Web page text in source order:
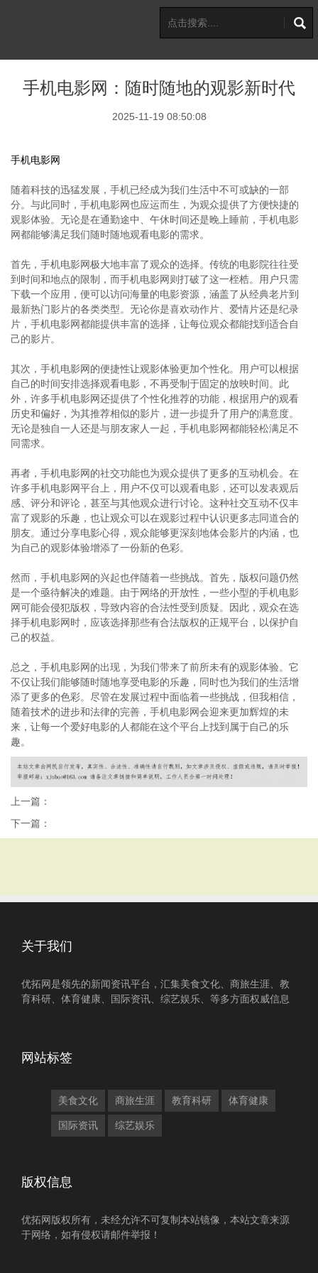
手机电影网：随时随地的观影新时代
2025-11-19 08:50:08
手机电影网
随着科技的迅猛发展，手机已经成为我们生活中不可或缺的一部
分。与此同时，手机电影网也应运而生，为观众提供了方便快捷的
观影体验。无论是在通勤途中、午休时间还是晚上睡前，手机电影
网都能够满足我们随时随地观看电影的需求。
首先，手机电影网极大地丰富了观众的选择。传统的电影院往往受
到时间和地点的限制，而手机电影网则打破了这一桎梏。用户只需
下载一个应用，便可以访问海量的电影资源，涵盖了从经典老片到
最新热门影片的各类类型。无论你是喜欢动作片、爱情片还是纪录
片，手机电影网都能提供丰富的选择，让每位观众都能找到适合自
己的影片。
其次，手机电影网的便捷性让观影体验更加个性化。用户可以根据
自己的时间安排选择观看电影，不再受制于固定的放映时间。此
外，许多手机电影网还提供了个性化推荐的功能，根据用户的观看
历史和偏好，为其推荐相似的影片，进一步提升了用户的满意度。
无论是独自一人还是与朋友家人一起，手机电影网都能轻松满足不
同需求。
再者，手机电影网的社交功能也为观众提供了更多的互动机会。在
许多手机电影网平台上，用户不仅可以观看电影，还可以发表观后
感、评分和评论，甚至与其他观众进行讨论。这种社交互动不仅丰
富了观影的乐趣，也让观众可以在观影过程中认识更多志同道合的
朋友。通过分享电影心得，观众能够更深刻地体会影片的内涵，也
为自己的观影体验增添了一份新的色彩。
然而，手机电影网的兴起也伴随着一些挑战。首先，版权问题仍然
是一个亟待解决的难题。由于网络的开放性，一些小型的手机电影
网可能会侵犯版权，导致内容的合法性受到质疑。因此，观众在选
择手机电影网时，应该选择那些有合法版权的正规平台，以保护自
己的权益。
总之，手机电影网的出现，为我们带来了前所未有的观影体验。它
不仅让我们能够随时随地享受电影的乐趣，同时也为我们的生活增
添了更多的色彩。尽管在发展过程中面临着一些挑战，但我相信，
随着技术的进步和法律的完善，手机电影网会迎来更加辉煌的未
来，让每一个爱好电影的人都能在这个平台上找到属于自己的乐
趣。
上一篇：
下一篇：
关于我们
优拓网是领先的新闻资讯平台，汇集美食文化、商旅生涯、教
育科研、体育健康、国际资讯、综艺娱乐、等多方面权威信息
网站标签
美食文化 商旅生涯 教育科研 体育健康
国际资讯 综艺娱乐
版权信息
优拓网版权所有，未经允许不可复制本站镜像，本站文章来源
于网络，如有侵权请邮件举报！